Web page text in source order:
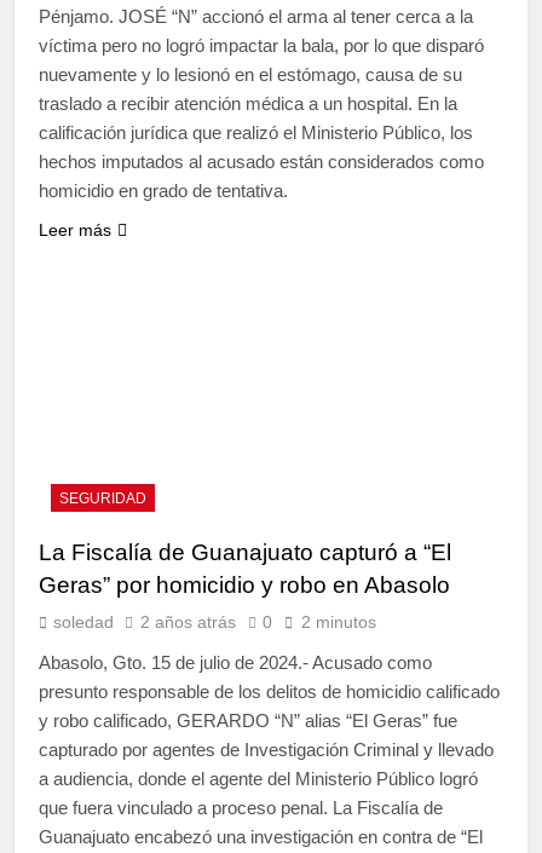
Pénjamo. JOSÉ “N” accionó el arma al tener cerca a la
víctima pero no logró impactar la bala, por lo que disparó
nuevamente y lo lesionó en el estómago, causa de su
traslado a recibir atención médica a un hospital. En la
calificación jurídica que realizó el Ministerio Público, los
hechos imputados al acusado están considerados como
homicidio en grado de tentativa.
Leer más
SEGURIDAD
La Fiscalía de Guanajuato capturó a “El
Geras” por homicidio y robo en Abasolo
soledad 2 años atrás 0 2 minutos
Abasolo, Gto. 15 de julio de 2024.- Acusado como
presunto responsable de los delitos de homicidio calificado
y robo calificado, GERARDO “N” alias “El Geras” fue
capturado por agentes de Investigación Criminal y llevado
a audiencia, donde el agente del Ministerio Público logró
que fuera vinculado a proceso penal. La Fiscalía de
Guanajuato encabezó una investigación en contra de “El